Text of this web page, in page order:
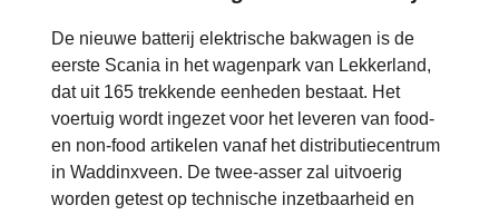
De nieuwe batterij elektrische bakwagen is de
eerste Scania in het wagenpark van Lekkerland,
dat uit 165 trekkende eenheden bestaat. Het
voertuig wordt ingezet voor het leveren van food-
en non-food artikelen vanaf het distributiecentrum
in Waddinxveen. De twee-asser zal uitvoerig
worden getest op technische inzetbaarheid en